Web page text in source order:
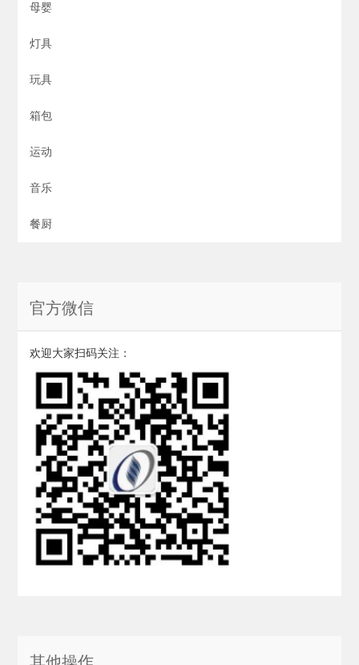
母婴
灯具
玩具
箱包
运动
音乐
餐厨
官方微信
欢迎大家扫码关注：